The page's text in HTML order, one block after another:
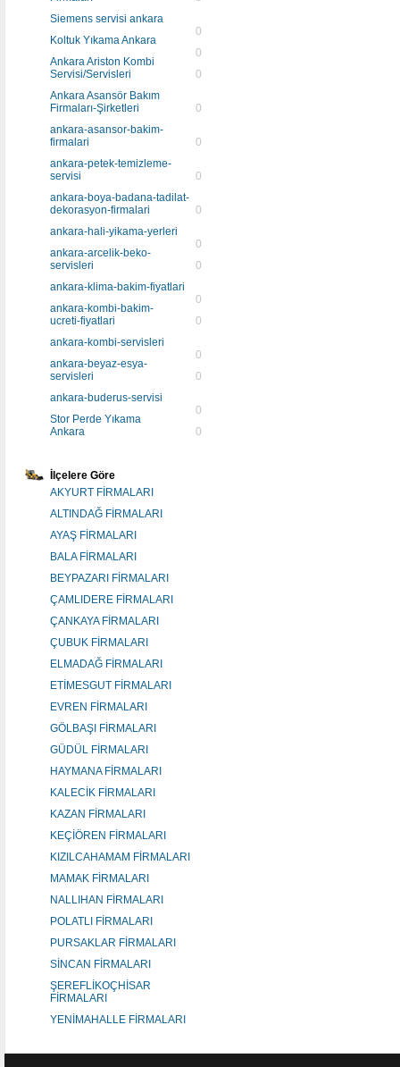
Siemens servisi ankara
0
Koltuk Yıkama Ankara
0
Ankara Ariston Kombi
Servisi/Servisleri
0
Ankara Asansör Bakım
Firmaları-Şirketleri
0
ankara-asansor-bakim-
firmalari
0
ankara-petek-temizleme-
servisi
0
ankara-boya-badana-tadilat-
dekorasyon-firmalari
0
ankara-hali-yikama-yerleri
0
ankara-arcelik-beko-
servisleri
0
ankara-klima-bakim-fiyatlari
0
ankara-kombi-bakim-
ucreti-fiyatlari
0
ankara-kombi-servisleri
0
ankara-beyaz-esya-
servisleri
0
ankara-buderus-servisi
0
Stor Perde Yıkama
Ankara
0
İlçelere Göre
AKYURT FİRMALARI
ALTINDAĞ FİRMALARI
AYAŞ FİRMALARI
BALA FİRMALARI
BEYPAZARI FİRMALARI
ÇAMLIDERE FİRMALARI
ÇANKAYA FİRMALARI
ÇUBUK FİRMALARI
ELMADAĞ FİRMALARI
ETİMESGUT FİRMALARI
EVREN FİRMALARI
GÖLBAŞI FİRMALARI
GÜDÜL FİRMALARI
HAYMANA FİRMALARI
KALECİK FİRMALARI
KAZAN FİRMALARI
KEÇİÖREN FİRMALARI
KIZILCAHAMAM FİRMALARI
MAMAK FİRMALARI
NALLIHAN FİRMALARI
POLATLI FİRMALARI
PURSAKLAR FİRMALARI
SİNCAN FİRMALARI
ŞEREFLİKOÇHİSAR
FİRMALARI
YENİMAHALLE FİRMALARI